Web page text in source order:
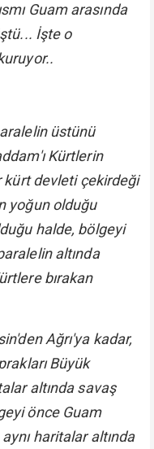
Guam arasında
İşte o
üstünü
Kürtlerin
kürt devleti çekirdeği
yoğun olduğu
halde, bölgeyi
altında
bırakan
Ağrı'ya kadar,
Büyük
altında savaş
önce Guam
haritalar altında